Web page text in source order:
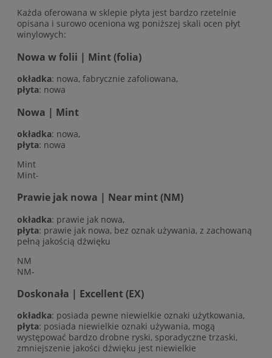
Każda oferowana w sklepie płyta jest bardzo rzetelnie
opisana i surowo oceniona wg poniższej skali ocen płyt
winylowych:
Nowa w folii | Mint (folia)
okładka: nowa, fabrycznie zafoliowana,
płyta: nowa
Nowa | Mint
okładka: nowa,
płyta: nowa
Mint
Mint-
Prawie jak nowa | Near mint (NM)
okładka: prawie jak nowa,
płyta: prawie jak nowa, bez oznak używania, z zachowaną
pełną jakością dźwięku
NM
NM-
Doskonała | Excellent (EX)
okładka: posiada pewne niewielkie oznaki użytkowania,
płyta: posiada niewielkie oznaki używania, mogą
występować bardzo drobne ryski, sporadyczne trzaski,
zmniejszenie jakości dźwięku jest niewielkie